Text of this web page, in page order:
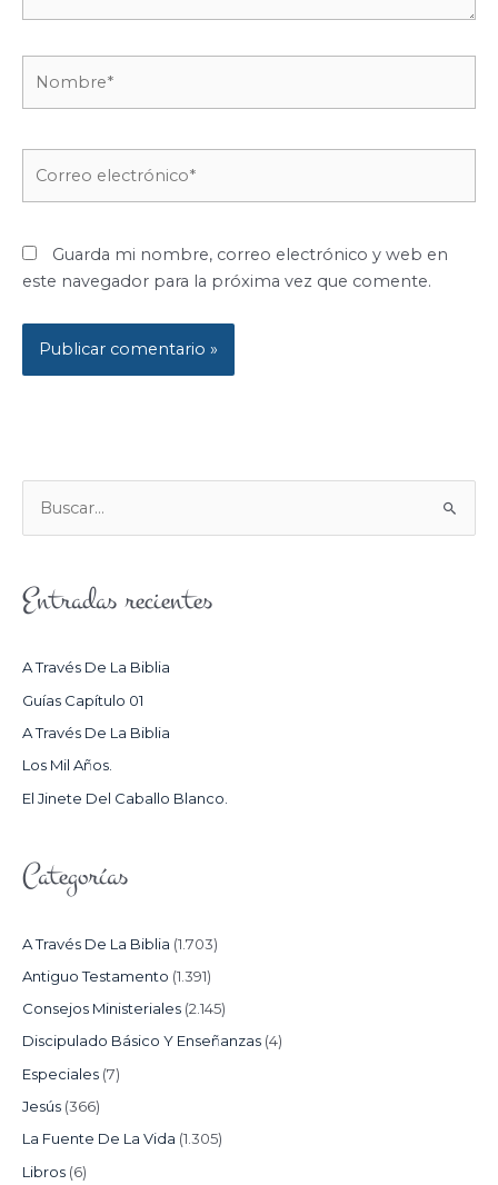
electrónico*
Guarda mi nombre, correo electrónico y web en
este navegador para la próxima vez que comente.
U
C
R
:
Entradas recientes
A Través De La Biblia
Guías Capítulo 01
A Través De La Biblia
Los Mil Años.
El Jinete Del Caballo Blanco.
Categorías
A Través De La Biblia (1.703)
Antiguo Testamento (1.391)
Consejos Ministeriales (2.145)
Discipulado Básico Y Enseñanzas (4)
Especiales (7)
Jesús (366)
La Fuente De La Vida (1.305)
Libros (6)